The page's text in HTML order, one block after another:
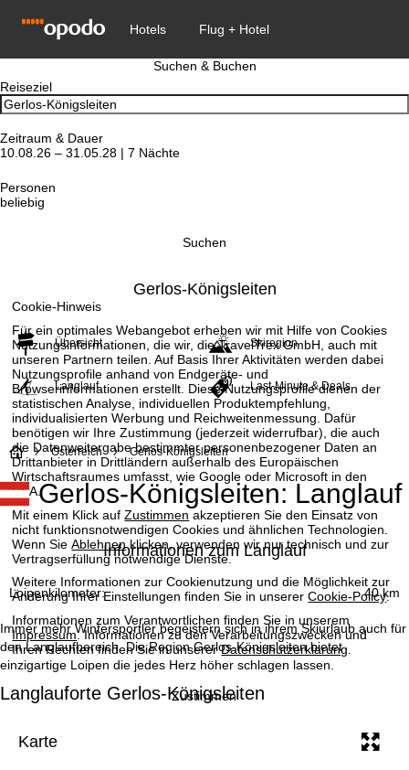
Cookie-Hinweis
Für ein optimales Webangebot erheben wir mit Hilfe von Cookies
Nutzungsinformationen, die wir, die TravelTrex GmbH, auch mit
unseren Partnern teilen. Auf Basis Ihrer Aktivitäten werden dabei
Nutzungsprofile anhand von Endgeräte- und
Browserinformationen erstellt. Diese Nutzungsprofile dienen der
statistischen Analyse, individuellen Produktempfehlung,
individualisierten Werbung und Reichweitenmessung. Dafür
benötigen wir Ihre Zustimmung (jederzeit widerrufbar), die auch
die Datenweitergabe bestimmter personenbezogener Daten an
Drittanbieter in Drittländern außerhalb des Europäischen
Wirtschaftsraumes umfasst, wie Google oder Microsoft in den
USA.
Mit einem Klick aufZustimmen akzeptieren Sie den Einsatz von
nicht funktionsnotwendigen Cookies und ähnlichen Technologien.
Wenn SieAblehnenklicken, verwenden wir nur technisch und zur
Vertragserfüllung notwendige Dienste.
Weitere Informationen zur Cookienutzung und die Möglichkeit zur
Änderung Ihrer Einstellungen finden Sie in unsererCookie-Policy.
Informationen zum Verantwortlichen finden Sie in unserem
Impressum. Informationen zu den Verarbeitungszwecken und
Ihren Rechten finden Sie in unsererDatenschutzerklärung
Zustimmen
Suchen & Buchen
Reiseziel
Zeitraum & Dauer
10.08.26 – 31.05.28 | 7 Nächte
Personen
beliebig
Suchen
Gerlos-Königsleiten
Übersicht Skiregion
Langlauf Last-Minute & Deals
S
t
a
r
t
s
e
t
Österreich Gerlos-Königsleiten
Gerlos-Königsleiten: Langlauf
Informationen zum Langlauf
40 km
Loipenkilometer:
Immer mehr Wintersportler begeistern sich in ihrem Skiurlaub auch für
den Langlaufbereich. Die Region Gerlos-Königsleiten bietet
einzigartige Loipen die jedes Herz höher schlagen lassen.
Langlauforte Gerlos-Königsleiten
Karte